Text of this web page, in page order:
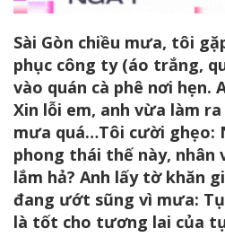
Sài Gòn chiều mưa, tôi
phục công ty (áo trắng,
vào quán cà phê nơi hẹn.
Xin lỗi em, anh vừa làm
mưa quá…Tôi cười ghẹo:
phong thái thế này, nhân
lắm hả? Anh lấy tờ khăn
đang ướt sũng vì mưa:
là tốt cho tương lai của